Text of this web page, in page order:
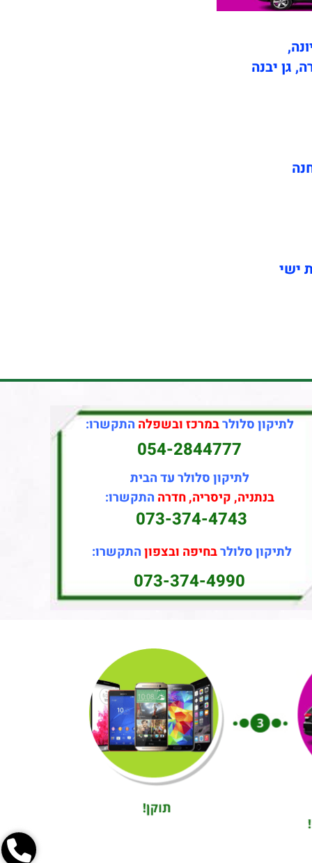
גן יבנה
ישי
לתיקון סלולרבמרכז ובשפלה התקשרו:
054-2844777
לתיקון סלולר עד הבית
בנתניה, קיסריה, חדרה התקשרו:
073-374-4743
לתיקון סלולרבחיפה ובצפוןהתקשרו:
073-374-4990